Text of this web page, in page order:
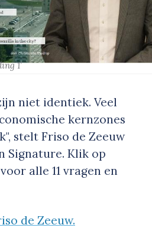
1’
niet identiek. Veel
kernzones
stelt Friso de Zeeuw
Signature. Klik op
alle 11 vragen en
de Zeeuw.